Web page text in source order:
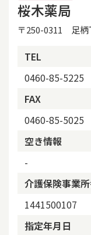
桜木薬局
〒250-0311 足柄
TEL
0460-85-5225
FAX
0460-85-5025
空き情報
-
介護保険事業
1441500107
指定年月日